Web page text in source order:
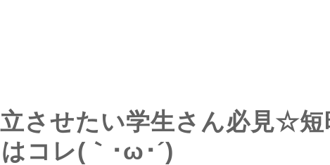
させたい学生さん必見☆短
コレ(｀･ω･´)ゞ